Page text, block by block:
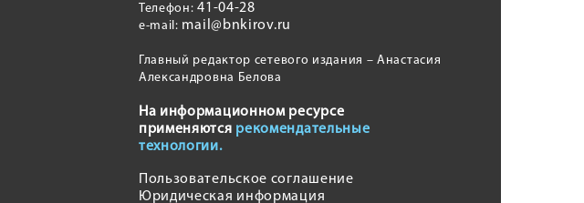
Телефон:41-04-28
e-mail: mail@bnkirov.ru
Главный редактор сетевого издания – Анастасия
Александровна Белова
На информационном ресурсе
применяются рекомендательные
технологии.
Пользовательское соглашение
Юридическая информация